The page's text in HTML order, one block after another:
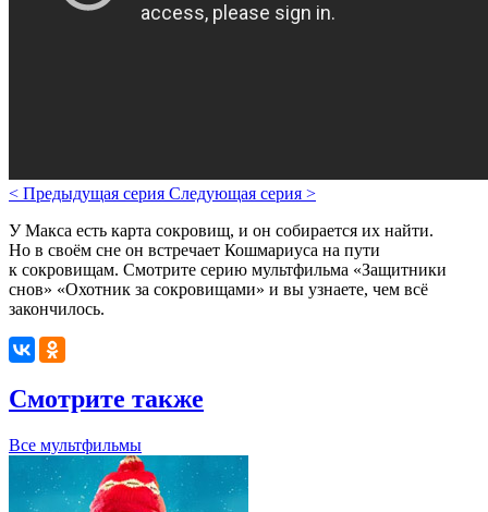
< Предыдущая серия Следующая серия >
У Макса есть карта сокровищ, и он собирается их найти.
Но в своём сне он встречает Кошмариуса на пути
к сокровищам. Смотрите серию мультфильма «Защитники
снов» «Охотник за сокровищами» и вы узнаете, чем всё
закончилось.
Смотрите также
Все мультфильмы